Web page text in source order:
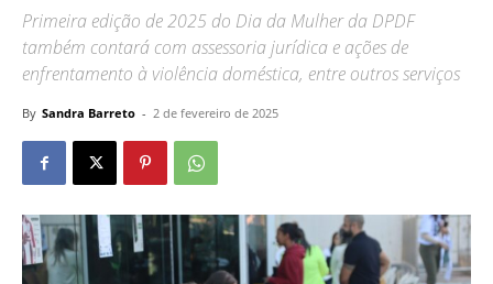
Primeira edição de 2025 do Dia da Mulher da DPDF
também contará com assessoria jurídica e ações de
enfrentamento à violência doméstica, entre outros serviços
By Sandra Barreto - 2 de fevereiro de 2025